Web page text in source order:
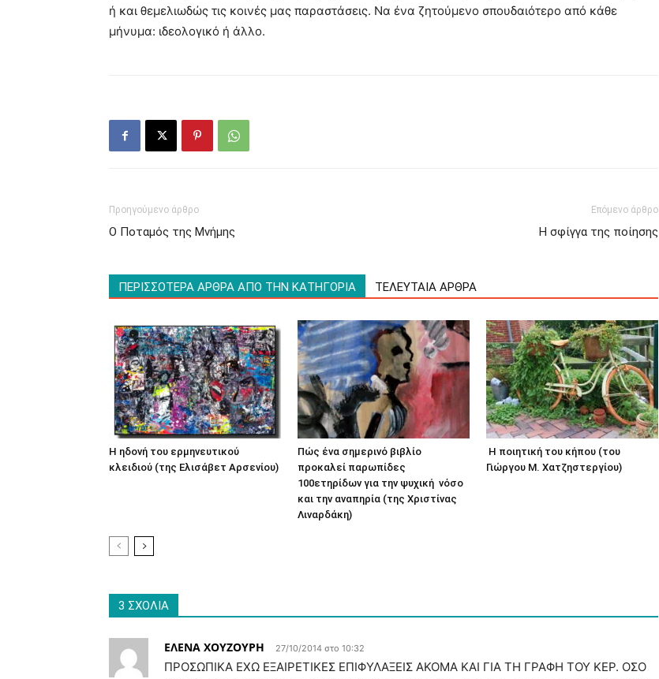
ή και θεμελιωδώς τις κοινές μας παραστάσεις. Να ένα ζητούμενο σπουδαιότερο από κάθε
μήνυμα: ιδεολογικό ή άλλο.
Προηγούμενο άρθρο
Ο Ποταμός της Μνήμης
Επόμενο άρθρο
Η σφίγγα της ποίησης
ΠΕΡΙΣΣΟΤΕΡΑ ΑΡΘΡΑ ΑΠΟ ΤΗΝ ΚΑΤΗΓΟΡΙΑ ΤΕΛΕΥΤΑΙΑ ΑΡΘΡΑ
Η ηδονή του ερμηνευτικού
κλειδιού (της Ελισάβετ Αρσενίου)
Πώς ένα σημερινό βιβλίο
προκαλεί παρωπίδες
100ετηρίδων για την ψυχική νόσο
και την αναπηρία (της Χριστίνας
Λιναρδάκη)
Η ποιητική του κήπου (του
Γιώργου Μ. Χατζηστεργίου)
3 ΣΧΟΛΙΑ
EΛΕΝΑ ΧΟΥΖΟΥΡΗ 27/10/2014 στο 10:32
ΠΡΟΣΩΠΙΚΑ ΕΧΩ ΕΞΑΙΡΕΤΙΚΕΣ ΕΠΙΦΥΛΑΞΕΙΣ ΑΚΟΜΑ ΚΑΙ ΓΙΑ ΤΗ ΓΡΑΦΗ ΤΟΥ ΚΕΡ. ΟΣΟ